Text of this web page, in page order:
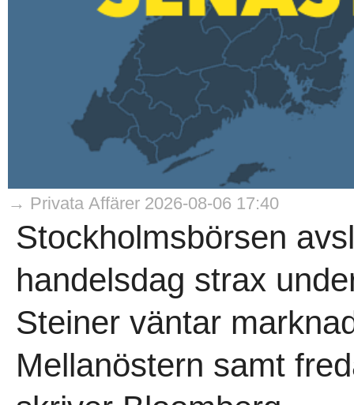
→ Privata Affärer 2026-08-06 17:40
Stockholmsbörsen
handelsdag strax
Steiner väntar
Mellanöstern samt